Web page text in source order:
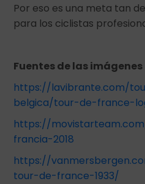
Por eso es una meta tan
para los ciclistas
Fuentes de las imágenes
https://lavibrante.com/
belgica/tour-de-france-
https://
francia-2018
https://
tour-de-france-1933/